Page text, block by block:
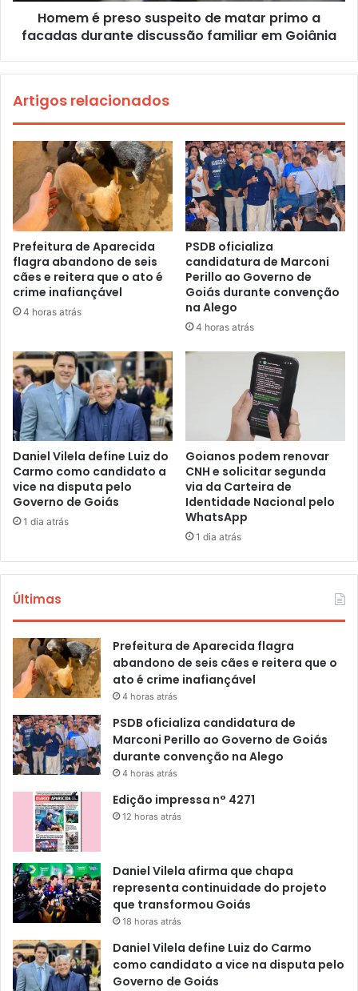
Homem é preso suspeito de matar primo a
facadas durante discussão familiar em Goiânia
Artigos relacionados
Prefeitura de Aparecida
flagra abandono de seis
cães e reitera que o ato é
crime inafiançável
4 horas atrás
PSDB oficializa
candidatura de Marconi
Perillo ao Governo de
Goiás durante convenção
na Alego
4 horas atrás
Daniel Vilela define Luiz do
Carmo como candidato a
vice na disputa pelo
Governo de Goiás
1 dia atrás
Goianos podem renovar
CNH e solicitar segunda
via da Carteira de
Identidade Nacional pelo
WhatsApp
1 dia atrás
Últimas
Prefeitura de Aparecida flagra
abandono de seis cães e reitera que o
ato é crime inafiançável
4 horas atrás
PSDB oficializa candidatura de
Marconi Perillo ao Governo de Goiás
durante convenção na Alego
4 horas atrás
Edição impressa n° 4271
12 horas atrás
Daniel Vilela afirma que chapa
representa continuidade do projeto
que transformou Goiás
18 horas atrás
Daniel Vilela define Luiz do Carmo
como candidato a vice na disputa pelo
Governo de Goiás